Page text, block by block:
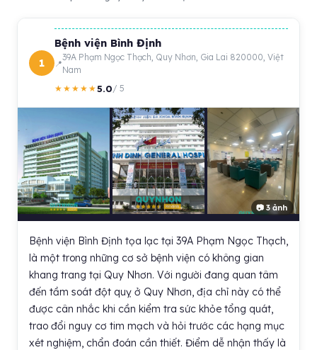
1
Bệnh viện Bình Định
39A Phạm Ngọc Thạch, Quy Nhơn, Gia Lai 820000, Việt
Nam
★★★★★5.0/ 5
📷 3 ảnh
Bệnh viện Bình Định tọa lạc tại 39A Phạm Ngọc Thạch,
là một trong những cơ sở bệnh viện có không gian
khang trang tại Quy Nhơn. Với người đang quan tâm
đến tầm soát đột quỵ ở Quy Nhơn, địa chỉ này có thể
được cân nhắc khi cần kiểm tra sức khỏe tổng quát,
trao đổi nguy cơ tim mạch và hỏi trước các hạng mục
xét nghiệm, chẩn đoán cần thiết. Điểm dễ nhận thấy là